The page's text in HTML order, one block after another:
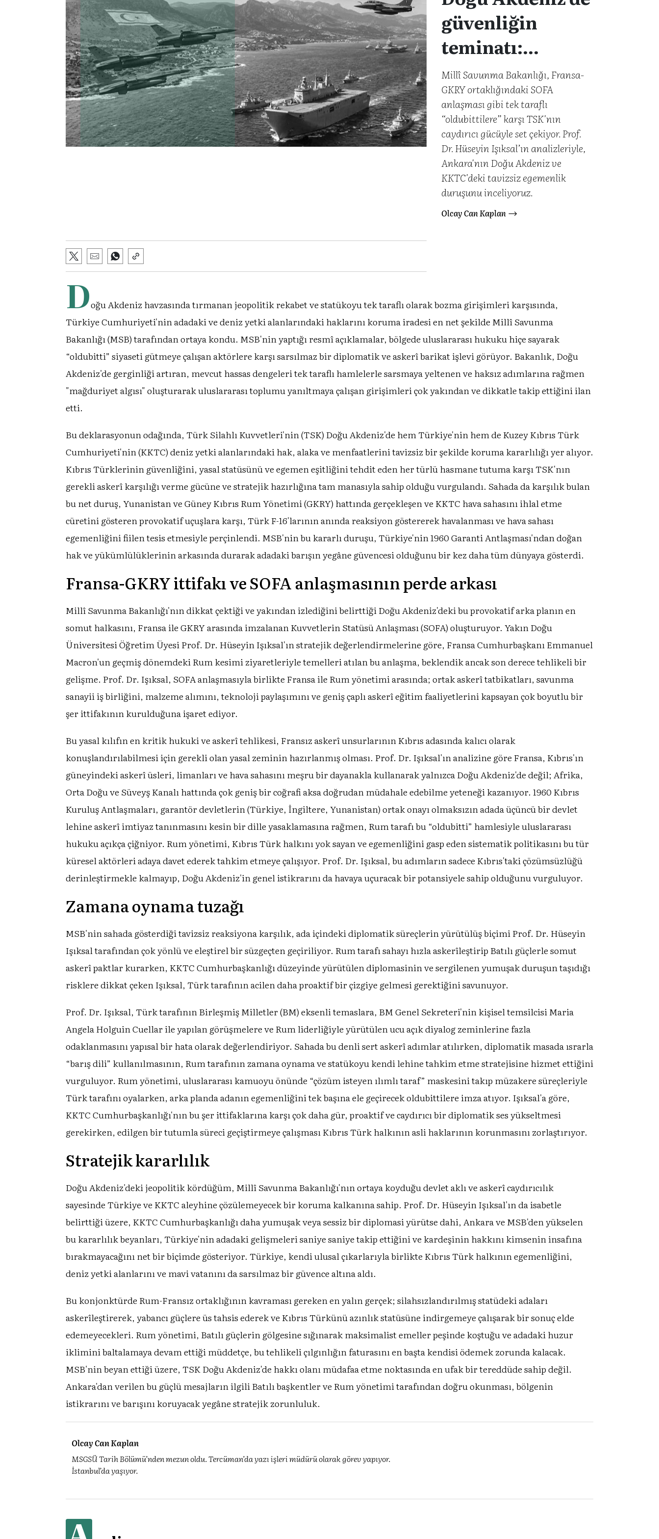
güvenliğin
teminatı:
Türkiye
Millî Savunma Bakanlığı, Fransa-
GKRY ortaklığındaki SOFA
anlaşması gibi tek taraflı
“oldubittilere” karşı TSK'nın
caydırıcı gücüyle set çekiyor. Prof.
Dr. Hüseyin Işıksal’ın analizleriyle,
Ankara'nın Doğu Akdeniz ve
KKTC'deki tavizsiz egemenlik
duruşunu inceliyoruz.
Olcay Can Kaplan
Doğu Akdeniz havzasında tırmanan jeopolitik rekabet ve statükoyu tek taraflı olarak bozma girişimleri karşısında,
Türkiye Cumhuriyeti'nin adadaki ve deniz yetki alanlarındaki haklarını koruma iradesi en net şekilde Millî Savunma
Bakanlığı (MSB) tarafından ortaya kondu. MSB'nin yaptığı resmî açıklamalar, bölgede uluslararası hukuku hiçe sayarak
“oldubitti” siyaseti gütmeye çalışan aktörlere karşı sarsılmaz bir diplomatik ve askerî barikat işlevi görüyor. Bakanlık, Doğu
Akdeniz'de gerginliği artıran, mevcut hassas dengeleri tek taraflı hamlelerle sarsmaya yeltenen ve haksız adımlarına rağmen
"mağduriyet algısı" oluşturarak uluslararası toplumu yanıltmaya çalışan girişimleri çok yakından ve dikkatle takip ettiğini ilan
etti.
Bu deklarasyonun odağında, Türk Silahlı Kuvvetleri'nin (TSK) Doğu Akdeniz'de hem Türkiye'nin hem de Kuzey Kıbrıs Türk
Cumhuriyeti'nin (KKTC) deniz yetki alanlarındaki hak, alaka ve menfaatlerini tavizsiz bir şekilde koruma kararlılığı yer alıyor.
Kıbrıs Türklerinin güvenliğini, yasal statüsünü ve egemen eşitliğini tehdit eden her türlü hasmane tutuma karşı TSK'nın
gerekli askerî karşılığı verme gücüne ve stratejik hazırlığına tam manasıyla sahip olduğu vurgulandı. Sahada da karşılık bulan
bu net duruş, Yunanistan ve Güney Kıbrıs Rum Yönetimi (GKRY) hattında gerçekleşen ve KKTC hava sahasını ihlal etme
cüretini gösteren provokatif uçuşlara karşı, Türk F-16'larının anında reaksiyon göstererek havalanması ve hava sahası
egemenliğini fiilen tesis etmesiyle perçinlendi. MSB'nin bu kararlı duruşu, Türkiye'nin 1960 Garanti Antlaşması'ndan doğan
hak ve yükümlülüklerinin arkasında durarak adadaki barışın yegâne güvencesi olduğunu bir kez daha tüm dünyaya gösterdi.
Fransa-GKRY ittifakı ve SOFA anlaşmasının perde arkası
Millî Savunma Bakanlığı'nın dikkat çektiği ve yakından izlediğini belirttiği Doğu Akdeniz'deki bu provokatif arka planın en
somut halkasını, Fransa ile GKRY arasında imzalanan Kuvvetlerin Statüsü Anlaşması (SOFA) oluşturuyor. Yakın Doğu
Üniversitesi Öğretim Üyesi Prof. Dr. Hüseyin Işıksal'ın stratejik değerlendirmelerine göre, Fransa Cumhurbaşkanı Emmanuel
Macron'un geçmiş dönemdeki Rum kesimi ziyaretleriyle temelleri atılan bu anlaşma, beklendik ancak son derece tehlikeli bir
gelişme. Prof. Dr. Işıksal, SOFA anlaşmasıyla birlikte Fransa ile Rum yönetimi arasında; ortak askerî tatbikatları, savunma
sanayii iş birliğini, malzeme alımını, teknoloji paylaşımını ve geniş çaplı askerî eğitim faaliyetlerini kapsayan çok boyutlu bir
şer ittifakının kurulduğuna işaret ediyor.
Bu yasal kılıfın en kritik hukuki ve askerî tehlikesi, Fransız askerî unsurlarının Kıbrıs adasında kalıcı olarak
konuşlandırılabilmesi için gerekli olan yasal zeminin hazırlanmış olması. Prof. Dr. Işıksal'ın analizine göre Fransa, Kıbrıs'ın
güneyindeki askerî üsleri, limanları ve hava sahasını meşru bir dayanakla kullanarak yalnızca Doğu Akdeniz'de değil; Afrika,
Orta Doğu ve Süveyş Kanalı hattında çok geniş bir coğrafi aksa doğrudan müdahale edebilme yeteneği kazanıyor. 1960 Kıbrıs
Kuruluş Antlaşmaları, garantör devletlerin (Türkiye, İngiltere, Yunanistan) ortak onayı olmaksızın adada üçüncü bir devlet
lehine askerî imtiyaz tanınmasını kesin bir dille yasaklamasına rağmen, Rum tarafı bu “oldubitti” hamlesiyle uluslararası
hukuku açıkça çiğniyor. Rum yönetimi, Kıbrıs Türk halkını yok sayan ve egemenliğini gasp eden sistematik politikasını bu tür
küresel aktörleri adaya davet ederek tahkim etmeye çalışıyor. Prof. Dr. Işıksal, bu adımların sadece Kıbrıs'taki çözümsüzlüğü
derinleştirmekle kalmayıp, Doğu Akdeniz'in genel istikrarını da havaya uçuracak bir potansiyele sahip olduğunu vurguluyor.
Zamana oynama tuzağı
MSB'nin sahada gösterdiği tavizsiz reaksiyona karşılık, ada içindeki diplomatik süreçlerin yürütülüş biçimi Prof. Dr. Hüseyin
Işıksal tarafından çok yönlü ve eleştirel bir süzgeçten geçiriliyor. Rum tarafı sahayı hızla askerîleştirip Batılı güçlerle somut
askerî paktlar kurarken, KKTC Cumhurbaşkanlığı düzeyinde yürütülen diplomasinin ve sergilenen yumuşak duruşun taşıdığı
risklere dikkat çeken Işıksal, Türk tarafının acilen daha proaktif bir çizgiye gelmesi gerektiğini savunuyor.
Prof. Dr. Işıksal, Türk tarafının Birleşmiş Milletler (BM) eksenli temaslara, BM Genel Sekreteri'nin kişisel temsilcisi Maria
Angela Holguin Cuellar ile yapılan görüşmelere ve Rum liderliğiyle yürütülen ucu açık diyalog zeminlerine fazla
odaklanmasını yapısal bir hata olarak değerlendiriyor. Sahada bu denli sert askerî adımlar atılırken, diplomatik masada ısrarla
“barış dili” kullanılmasının, Rum tarafının zamana oynama ve statükoyu kendi lehine tahkim etme stratejisine hizmet ettiğini
vurguluyor. Rum yönetimi, uluslararası kamuoyu önünde “çözüm isteyen ılımlı taraf” maskesini takıp müzakere süreçleriyle
Türk tarafını oyalarken, arka planda adanın egemenliğini tek başına ele geçirecek oldubittilere imza atıyor. Işıksal'a göre,
KKTC Cumhurbaşkanlığı'nın bu şer ittifaklarına karşı çok daha gür, proaktif ve caydırıcı bir diplomatik ses yükseltmesi
gerekirken, edilgen bir tutumla süreci geçiştirmeye çalışması Kıbrıs Türk halkının asli haklarının korunmasını zorlaştırıyor.
Stratejik kararlılık
Doğu Akdeniz'deki jeopolitik kördüğüm, Millî Savunma Bakanlığı'nın ortaya koyduğu devlet aklı ve askerî caydırıcılık
sayesinde Türkiye ve KKTC aleyhine çözülemeyecek bir koruma kalkanına sahip. Prof. Dr. Hüseyin Işıksal'ın da isabetle
belirttiği üzere, KKTC Cumhurbaşkanlığı daha yumuşak veya sessiz bir diplomasi yürütse dahi, Ankara ve MSB'den yükselen
bu kararlılık beyanları, Türkiye'nin adadaki gelişmeleri saniye saniye takip ettiğini ve kardeşinin hakkını kimsenin insafına
bırakmayacağını net bir biçimde gösteriyor. Türkiye, kendi ulusal çıkarlarıyla birlikte Kıbrıs Türk halkının egemenliğini,
deniz yetki alanlarını ve mavi vatanını da sarsılmaz bir güvence altına aldı.
Bu konjonktürde Rum-Fransız ortaklığının kavraması gereken en yalın gerçek; silahsızlandırılmış statüdeki adaları
askerîleştirerek, yabancı güçlere üs tahsis ederek ve Kıbrıs Türkünü azınlık statüsüne indirgemeye çalışarak bir sonuç elde
edemeyecekleri. Rum yönetimi, Batılı güçlerin gölgesine sığınarak maksimalist emeller peşinde koştuğu ve adadaki huzur
iklimini baltalamaya devam ettiği müddetçe, bu tehlikeli çılgınlığın faturasını en başta kendisi ödemek zorunda kalacak.
MSB'nin beyan ettiği üzere, TSK Doğu Akdeniz'de hakkı olanı müdafaa etme noktasında en ufak bir tereddüde sahip değil.
Ankara'dan verilen bu güçlü mesajların ilgili Batılı başkentler ve Rum yönetimi tarafından doğru okunması, bölgenin
istikrarını ve barışını koruyacak yegâne stratejik zorunluluk.
Olcay Can Kaplan
MSGSÜ Tarih Bölümü’nden mezun oldu. Tercüman’da yazı işleri müdürü olarak görev yapıyor.
İstanbul’da yaşıyor.